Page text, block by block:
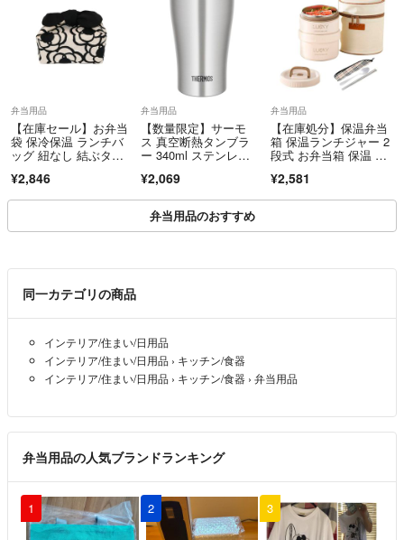
弁当用品
【在庫セール】お弁当
袋 保冷保温 ランチバ
ッグ 紐なし 結ぶタイ
¥2,846
弁当用品
【数量限定】サーモ
ス 真空断熱タンブラ
ー 340ml ステンレ
¥2,069
弁当用品
【在庫処分】保温弁当
箱 保温ランチジャー 2
段式 お弁当箱 保温 大
¥2,581
弁当用品のおすすめ
同一カテゴリの商品
インテリア/住まい/日用品
インテリア/住まい/日用品 › キッチン/食器
インテリア/住まい/日用品 › キッチン/食器 › 弁当用品
弁当用品の人気ブランドランキング
1 2 3